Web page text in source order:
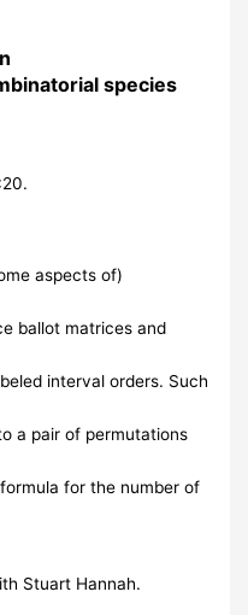
species
aspects of)
ballot matrices and
interval orders. Such
a pair of permutations
for the number of
Stuart Hannah.